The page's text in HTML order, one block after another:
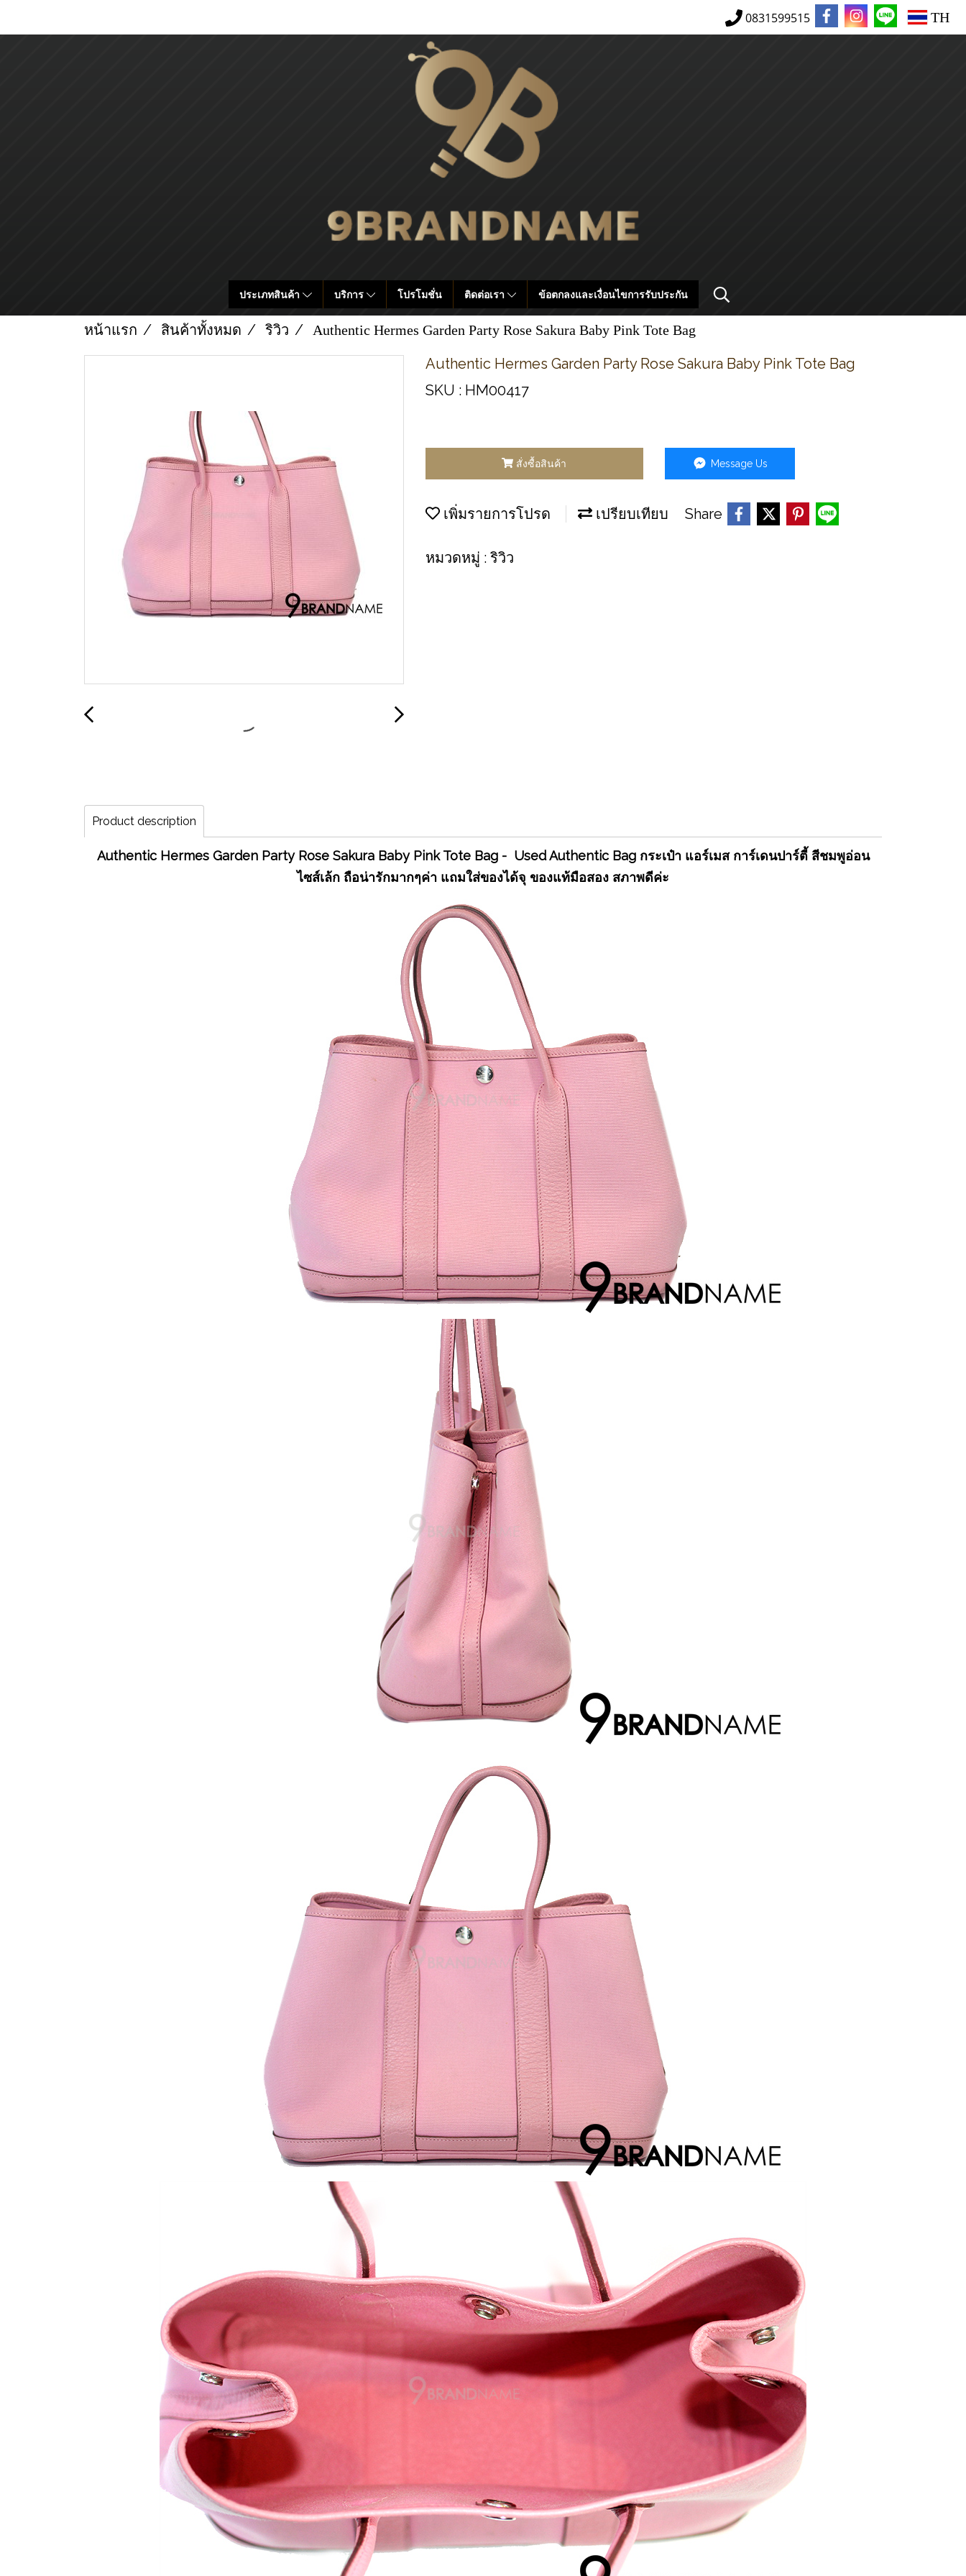
0831599515 TH
ประเภทสินค้า บริการ โปรโมชั่น ติดต่อเรา ข้อตกลงและเงื่อนไขการรับประกัน
หน้าแรก สินค้าทั้งหมด ริวิว Authentic Hermes Garden Party Rose Sakura Baby Pink Tote Bag
Authentic Hermes Garden Party Rose Sakura Baby Pink Tote Bag
SKU : HM00417
สั่งซื้อสินค้า Message Us
เพิ่มรายการโปรด เปรียบเทียบ Share
หมวดหมู่ : ริวิว
Product description
Authentic Hermes Garden Party Rose Sakura Baby Pink Tote Bag - Used Authentic Bag กระเป๋า แอร์เมส การ์เดนปาร์ตี้ สีชมพูอ่อน
ไซส์เล้ก ถือน่ารักมากๆค่า แถมใส่ของได้จุ ของแท้มือสอง สภาพดีค่ะ